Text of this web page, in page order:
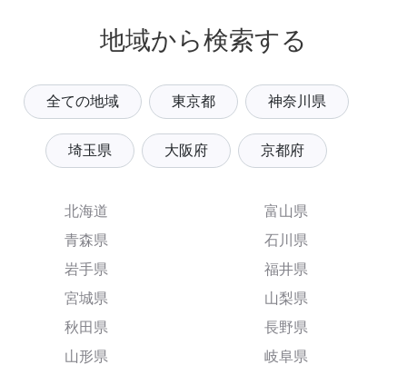
地域から検索する
全ての地域 東京都 神奈川県
埼玉県 大阪府 京都府
北海道
青森県
岩手県
宮城県
秋田県
山形県
富山県
石川県
福井県
山梨県
長野県
岐阜県